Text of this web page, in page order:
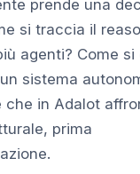
prende una
si traccia il
agenti? Come
sistema
che in Adalot
prima